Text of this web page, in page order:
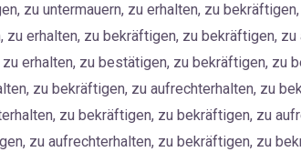
zu untermauern, zu erhalten, zu
erhalten, zu bekräftigen, zu bekräftigen, zu
erhalten, zu bestätigen, zu bekräftigen, zu
zu bekräftigen, zu aufrechterhalten, zu
zu bekräftigen, zu bekräftigen, zu
zu aufrechterhalten, zu bekräftigen, zu